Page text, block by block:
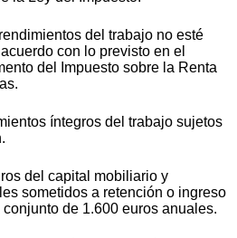
del trabajo no esté
con lo previsto en el
del Impuesto sobre la Renta
íntegros del trabajo sujetos
del capital mobiliario y
sometidos a retención o ingreso
de 1.600 euros anuales.